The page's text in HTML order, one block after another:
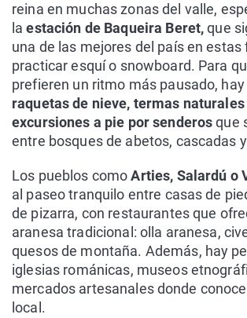
reina en muchas zonas del valle,
laestación de Baqueira Beret,que
una de las mejores del país en estas
practicar esquí o snowboard. Para
prefieren un ritmo más pausado, hay
raquetas de nieve, termas naturales
excursiones a pie por senderosque
entre bosques de abetos, cascadas
Los pueblos comoArties, Salardú o
al paseo tranquilo entre casas de
de pizarra, con restaurantes que
aranesa tradicional: olla aranesa,
quesos de montaña. Además, hay
iglesias románicas, museos
mercados artesanales donde
local.